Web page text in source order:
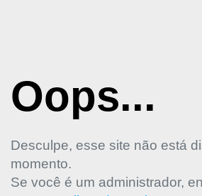
Oops...
Desculpe, esse site não está
momento.
Se você é um administrador,